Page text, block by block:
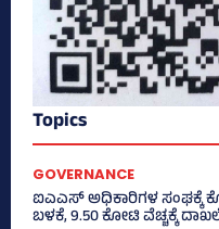
Topics
GOVERNANCE
ಐಎಎಸ್‌ ಅಧಿಕಾರಿಗಳ
ಬಳಕೆ, 9.50 ಕೋಟಿ ವೆಚ್ಚಕ್ಕೆ